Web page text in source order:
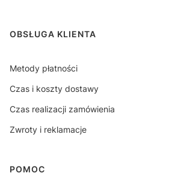
OBSŁUGA KLIENTA
Metody płatności
Czas i koszty dostawy
Czas realizacji zamówienia
Zwroty i reklamacje
POMOC